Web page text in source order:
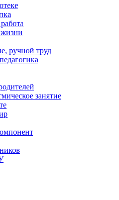
ручной труд
занятие